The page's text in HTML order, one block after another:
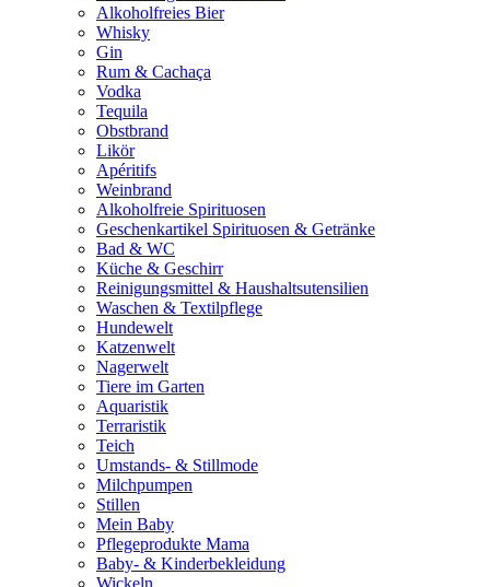
Alkoholfreies Bier
Whisky
Gin
Rum & Cachaça
Vodka
Tequila
Obstbrand
Likör
Apéritifs
Weinbrand
Alkoholfreie Spirituosen
Geschenkartikel Spirituosen & Getränke
Bad & WC
Küche & Geschirr
Reinigungsmittel & Haushaltsutensilien
Waschen & Textilpflege
Hundewelt
Katzenwelt
Nagerwelt
Tiere im Garten
Aquaristik
Terraristik
Teich
Umstands- & Stillmode
Milchpumpen
Stillen
Mein Baby
Pflegeprodukte Mama
Baby- & Kinderbekleidung
Wickeln